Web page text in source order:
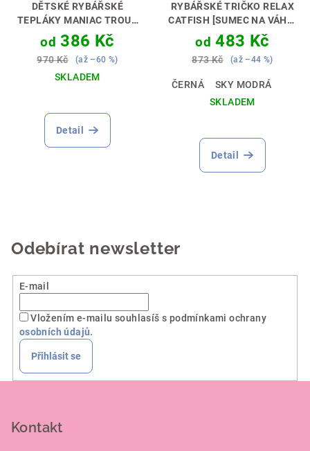
DĚTSKÉ RYBÁŘSKÉ
TEPLÁKY MANIAC TROUT
[PSTRUH]🇨🇿 PERFEKTNÍ
DÁREK PRO MALÉHO
MUŠKAŘE 🎣🎁
od 386 Kč
970 Kč (až –60 %)
SKLADEM
Detail
RYBÁŘSKÉ TRIČKO RELAX
CATFISH [SUMEC NA VÁHU]
RYBAŘINA JE RELAX🎣🌊
od 483 Kč
873 Kč (až –44 %)
ČERNÁ
SKY MODRÁ
SKLADEM
hodnocení
produktu
Detail
Odebírat newsletter
E-mail
Vložením e-mailu souhlasíš s podmínkami ochrany
osobních údajů.
Přihlásit se
Kontakt